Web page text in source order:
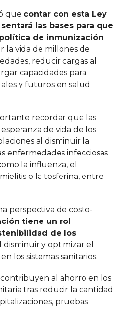
que contar con esta Ley
las bases para que
de inmunización
la vida de millones de
reducir cargas al
capacidades para
y futuros en salud
recordar que las
de vida de los
al disminuir la
enfermedades infecciosas
la influenza, el
o la tosferina, entre
perspectiva de costo-
tiene un rol
de los
disminuir y optimizar el
los sistemas sanitarios.
contribuyen al ahorro en los
tras reducir la cantidad
pruebas